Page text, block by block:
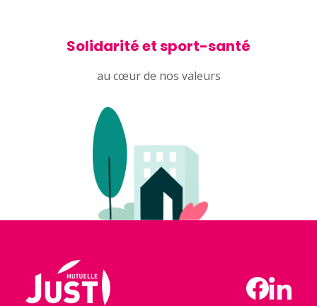
Solidarité et sport-santé
au cœur de nos valeurs